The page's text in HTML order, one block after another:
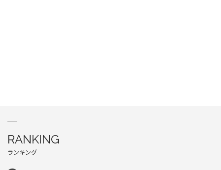
RANKING
ランキング